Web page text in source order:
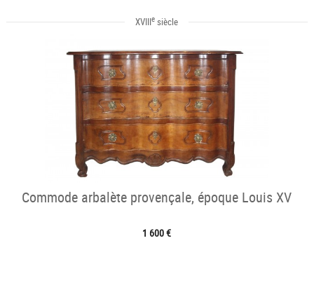
XVIIIe siècle
Commode arbalète provençale, époque Louis XV
1 600 €